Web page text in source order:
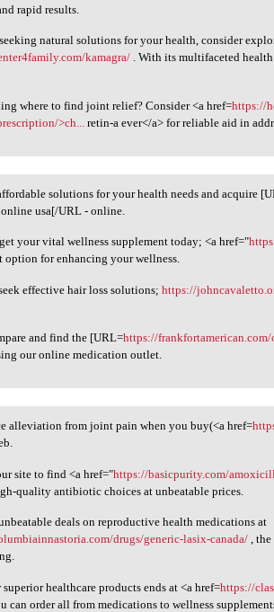
rapid results.
natural solutions for your health, consider
kamagra/ . With its multifaceted
where to find joint relief? Consider <a href=https://
>ch...retin-a ever</a> for reliable aid in
solutions
solutions for your health needs and acquire
usa[/URL - online.
your vital wellness supplement today; <a href="
option for enhancing your wellness.
effective hair loss solutions;https://
and find the [URL=https://
our online medication outlet.
alleviation from
alleviation from joint pain when you buy(<a href=
site to find <a href="https://basicpurity.com/
quality antibiotic choices at unbeatable prices.
deals on reproductive health medications at
drugs/generic-lasix-canada/,
superior healthcare products ends at <a href=https://
can order all from medications to wellness